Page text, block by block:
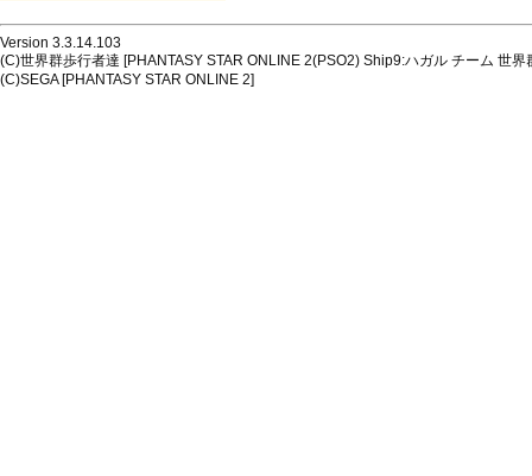
Version 3.3.14.103
(C)世界群歩行者達 [PHANTASY STAR ONLINE 2(PSO2) Ship9:ハガル チーム 世
(C)SEGA [PHANTASY STAR ONLINE 2]